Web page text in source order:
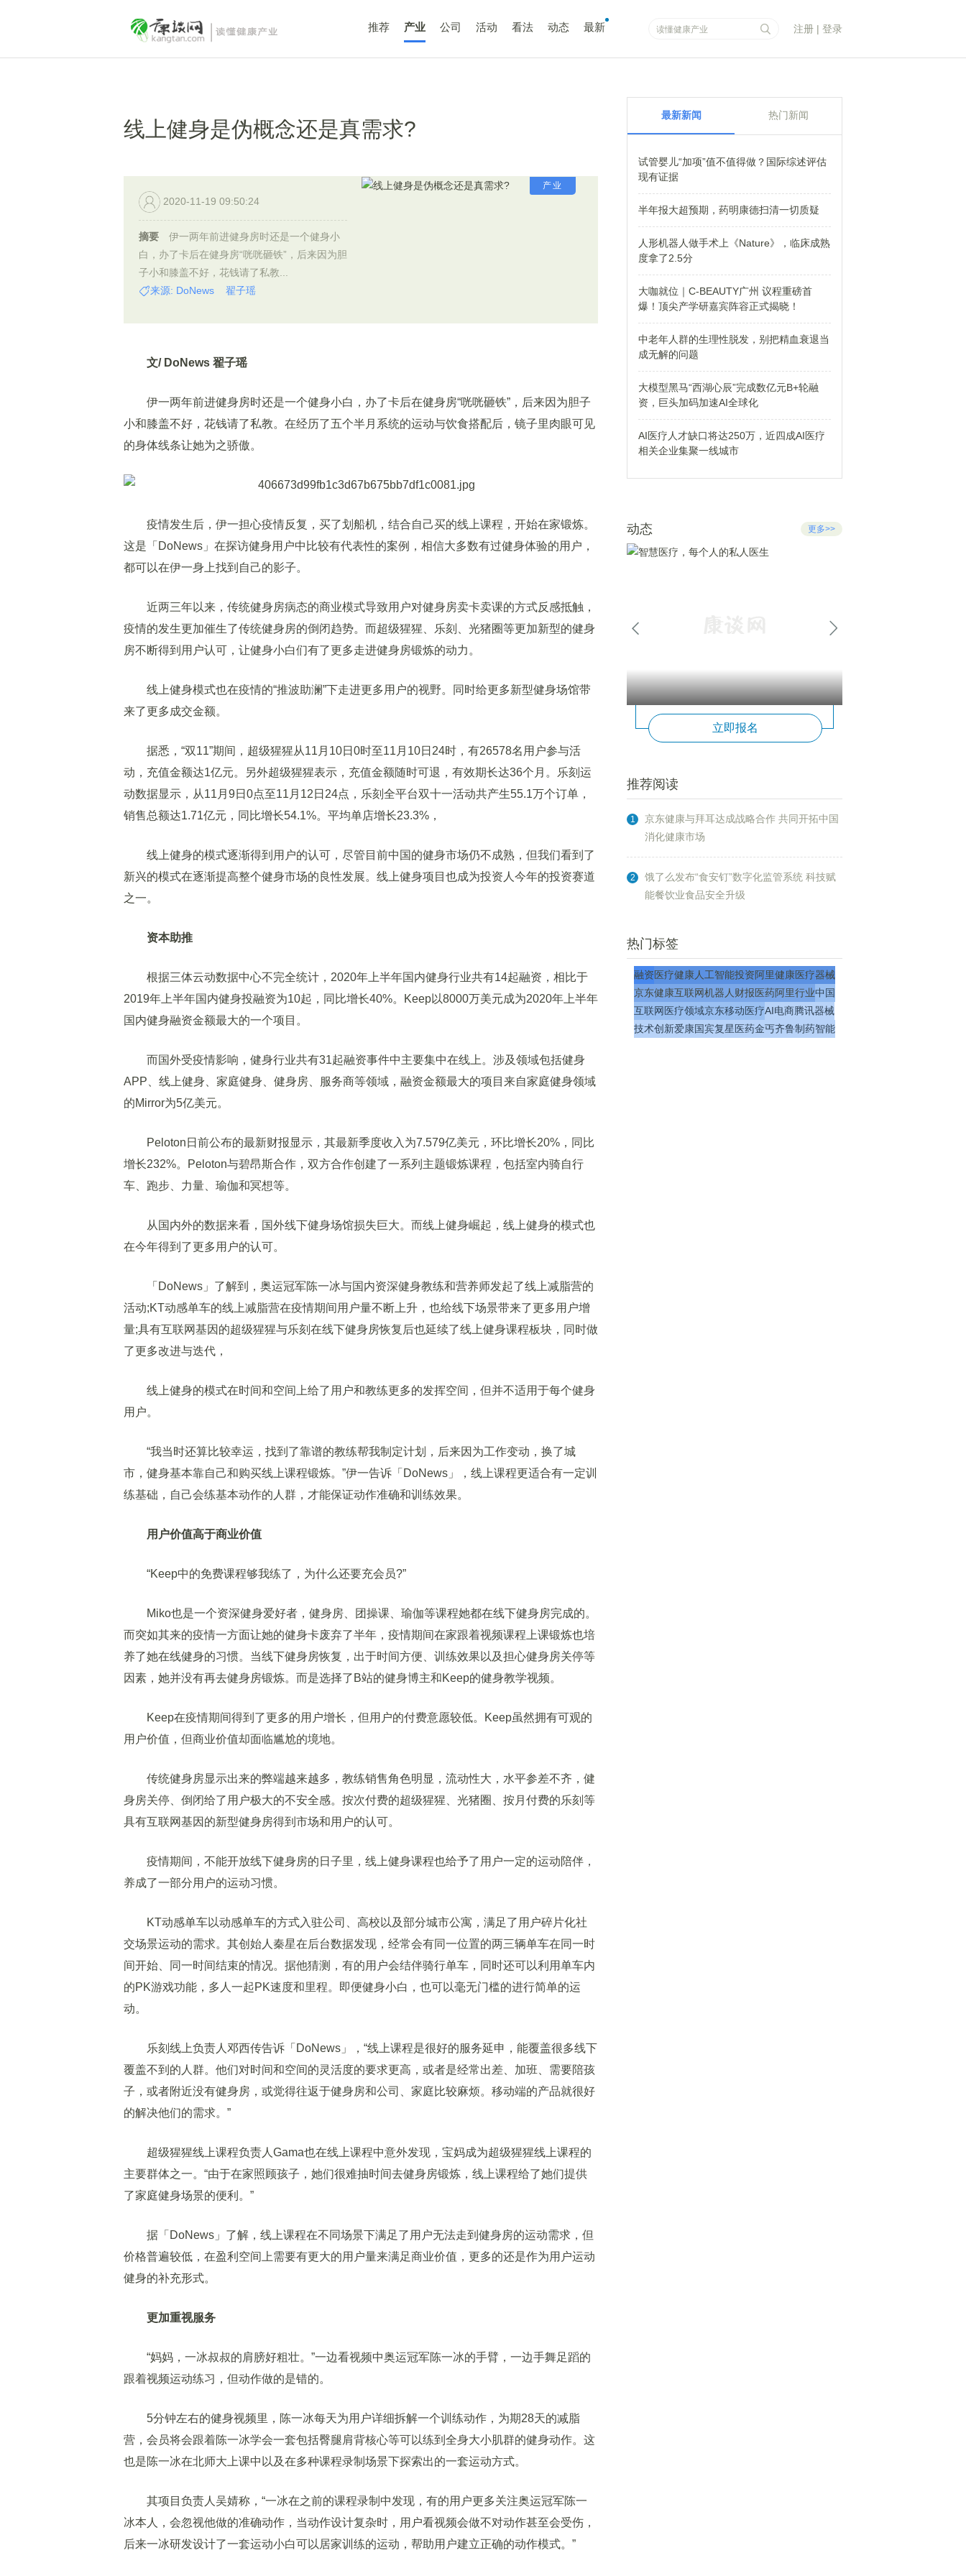
推荐 产业 公司 活动 看法 动态 最新 注册 | 登录
线上健身是伪概念还是真需求?
产业
2020-11-19 09:50:24
摘要
伊一两年前进健身房时还是一个健身小
白，办了卡后在健身房“咣咣砸铁”，后来因为胆
子小和膝盖不好，花钱请了私教...
来源: DoNews 翟子瑶
文/ DoNews 翟子瑶
伊一两年前进健身房时还是一个健身小白，办了卡后在健身房“咣咣砸铁”，后来因为胆子
小和膝盖不好，花钱请了私教。在经历了五个半月系统的运动与饮食搭配后，镜子里肉眼可见
的身体线条让她为之骄傲。
疫情发生后，伊一担心疫情反复，买了划船机，结合自己买的线上课程，开始在家锻炼。
这是「DoNews」在探访健身用户中比较有代表性的案例，相信大多数有过健身体验的用户，
都可以在伊一身上找到自己的影子。
近两三年以来，传统健身房病态的商业模式导致用户对健身房卖卡卖课的方式反感抵触，
疫情的发生更加催生了传统健身房的倒闭趋势。而超级猩猩、乐刻、光猪圈等更加新型的健身
房不断得到用户认可，让健身小白们有了更多走进健身房锻炼的动力。
线上健身模式也在疫情的“推波助澜”下走进更多用户的视野。同时给更多新型健身场馆带
来了更多成交金额。
据悉，“双11”期间，超级猩猩从11月10日0时至11月10日24时，有26578名用户参与活
动，充值金额达1亿元。另外超级猩猩表示，充值金额随时可退，有效期长达36个月。乐刻运
动数据显示，从11月9日0点至11月12日24点，乐刻全平台双十一活动共产生55.1万个订单，
销售总额达1.71亿元，同比增长54.1%。平均单店增长23.3%，
线上健身的模式逐渐得到用户的认可，尽管目前中国的健身市场仍不成熟，但我们看到了
新兴的模式在逐渐提高整个健身市场的良性发展。线上健身项目也成为投资人今年的投资赛道
之一。
资本助推
根据三体云动数据中心不完全统计，2020年上半年国内健身行业共有14起融资，相比于
2019年上半年国内健身投融资为10起，同比增长40%。Keep以8000万美元成为2020年上半年
国内健身融资金额最大的一个项目。
而国外受疫情影响，健身行业共有31起融资事件中主要集中在线上。涉及领域包括健身
APP、线上健身、家庭健身、健身房、服务商等领域，融资金额最大的项目来自家庭健身领域
的Mirror为5亿美元。
Peloton日前公布的最新财报显示，其最新季度收入为7.579亿美元，环比增长20%，同比
增长232%。Peloton与碧昂斯合作，双方合作创建了一系列主题锻炼课程，包括室内骑自行
车、跑步、力量、瑜伽和冥想等。
从国内外的数据来看，国外线下健身场馆损失巨大。而线上健身崛起，线上健身的模式也
在今年得到了更多用户的认可。
「DoNews」了解到，奥运冠军陈一冰与国内资深健身教练和营养师发起了线上减脂营的
活动;KT动感单车的线上减脂营在疫情期间用户量不断上升，也给线下场景带来了更多用户增
量;具有互联网基因的超级猩猩与乐刻在线下健身房恢复后也延续了线上健身课程板块，同时做
了更多改进与迭代，
线上健身的模式在时间和空间上给了用户和教练更多的发挥空间，但并不适用于每个健身
用户。
“我当时还算比较幸运，找到了靠谱的教练帮我制定计划，后来因为工作变动，换了城
市，健身基本靠自己和购买线上课程锻炼。”伊一告诉「DoNews」，线上课程更适合有一定训
练基础，自己会练基本动作的人群，才能保证动作准确和训练效果。
用户价值高于商业价值
“Keep中的免费课程够我练了，为什么还要充会员?”
Miko也是一个资深健身爱好者，健身房、团操课、瑜伽等课程她都在线下健身房完成的。
而突如其来的疫情一方面让她的健身卡废弃了半年，疫情期间在家跟着视频课程上课锻炼也培
养了她在线健身的习惯。当线下健身房恢复，出于时间方便、训练效果以及担心健身房关停等
因素，她并没有再去健身房锻炼。而是选择了B站的健身博主和Keep的健身教学视频。
Keep在疫情期间得到了更多的用户增长，但用户的付费意愿较低。Keep虽然拥有可观的
用户价值，但商业价值却面临尴尬的境地。
传统健身房显示出来的弊端越来越多，教练销售角色明显，流动性大，水平参差不齐，健
身房关停、倒闭给了用户极大的不安全感。按次付费的超级猩猩、光猪圈、按月付费的乐刻等
具有互联网基因的新型健身房得到市场和用户的认可。
疫情期间，不能开放线下健身房的日子里，线上健身课程也给予了用户一定的运动陪伴，
养成了一部分用户的运动习惯。
KT动感单车以动感单车的方式入驻公司、高校以及部分城市公寓，满足了用户碎片化社
交场景运动的需求。其创始人秦星在后台数据发现，经常会有同一位置的两三辆单车在同一时
间开始、同一时间结束的情况。据他猜测，有的用户会结伴骑行单车，同时还可以利用单车内
的PK游戏功能，多人一起PK速度和里程。即便健身小白，也可以毫无门槛的进行简单的运
动。
乐刻线上负责人邓西传告诉「DoNews」，“线上课程是很好的服务延申，能覆盖很多线下
覆盖不到的人群。他们对时间和空间的灵活度的要求更高，或者是经常出差、加班、需要陪孩
子，或者附近没有健身房，或觉得往返于健身房和公司、家庭比较麻烦。移动端的产品就很好
的解决他们的需求。”
超级猩猩线上课程负责人Gama也在线上课程中意外发现，宝妈成为超级猩猩线上课程的
主要群体之一。“由于在家照顾孩子，她们很难抽时间去健身房锻炼，线上课程给了她们提供
了家庭健身场景的便利。”
据「DoNews」了解，线上课程在不同场景下满足了用户无法走到健身房的运动需求，但
价格普遍较低，在盈利空间上需要有更大的用户量来满足商业价值，更多的还是作为用户运动
健身的补充形式。
更加重视服务
“妈妈，一冰叔叔的肩膀好粗壮。”一边看视频中奥运冠军陈一冰的手臂，一边手舞足蹈的
跟着视频运动练习，但动作做的是错的。
5分钟左右的健身视频里，陈一冰每天为用户详细拆解一个训练动作，为期28天的减脂
营，会员将会跟着陈一冰学会一套包括臀腿肩背核心等可以练到全身大小肌群的健身动作。这
也是陈一冰在北师大上课中以及在多种课程录制场景下探索出的一套运动方式。
其项目负责人吴婧称，“一冰在之前的课程录制中发现，有的用户更多关注奥运冠军陈一
冰本人，会忽视他做的准确动作，当动作设计复杂时，用户看视频会做不对动作甚至会受伤，
后来一冰研发设计了一套运动小白可以居家训练的运动，帮助用户建立正确的动作模式。”
最新新闻 热门新闻
试管婴儿“加项”值不值得做？国际综述评估
现有证据
半年报大超预期，药明康德扫清一切质疑
人形机器人做手术上《Nature》，临床成熟
度拿了2.5分
大咖就位｜C-BEAUTY广州 议程重磅首
爆！顶尖产学研嘉宾阵容正式揭晓！
中老年人群的生理性脱发，别把精血衰退当
成无解的问题
大模型黑马“西湖心辰”完成数亿元B+轮融
资，巨头加码加速AI全球化
AI医疗人才缺口将达250万，近四成AI医疗
相关企业集聚一线城市
动态 更多>>
立即报名
推荐阅读
1
京东健康与拜耳达成战略合作 共同开拓中国
消化健康市场
2
饿了么发布“食安钉”数字化监管系统 科技赋
能餐饮业食品安全升级
热门标签
融资医疗健康人工智能投资阿里健康医疗器械
京东健康互联网机器人 财报医药阿里行业中国
互联网医疗领域京东移动医疗AI电商腾讯器械
技术创新爱康国宾复星医药金丐齐鲁制药智能